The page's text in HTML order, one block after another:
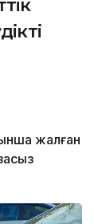
жалған